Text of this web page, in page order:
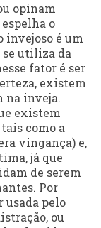
opinam
o
invejoso é um
utiliza da
fator é ser
existem
na inveja.
existem
como a
vingança) e,
já que
de serem
Por
usada pelo
ou